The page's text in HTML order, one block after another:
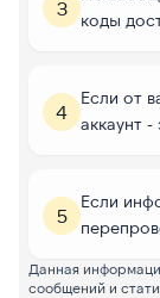
3
коды
4
Если от
аккаунт
5
Если
Данная
сообщений и